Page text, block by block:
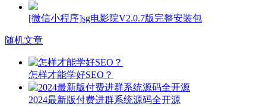
[微信小程序]sg电影院V2.0.7版完整安装包
随机文章
怎样才能学好SEO？
2024最新版付费进群系统源码全开源